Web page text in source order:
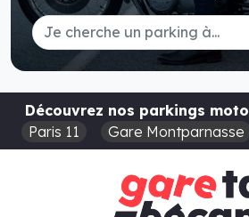
Découvrez nos parkings moto
Paris 11
Gare Montparnasse